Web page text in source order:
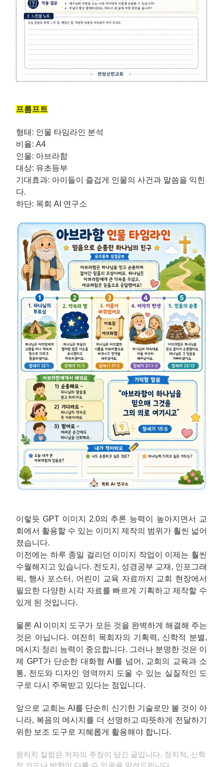
프롬프트
형태: 인물 타임라인 분석
비율: A4
인물: 아브라함
대상: 유초등부
기대효과: 아이들이 즐겁게 인물의 사건과 말씀을 익힌
다.
하단: 목회 AI 연구소
이렇듯 GPT 이미지 2.0의 추론 능력이 높아지면서 교
회에서 활용할 수 있는 이미지 제작의 범위가 훨씬 넓어
졌습니다.
이전에는 하루 종일 걸리던 이미지 작업이 이제는 훨씬
수월해지고 있습니다. 전도지, 성경공부 교재, 인포그래
픽, 행사 포스터, 어린이 교육 자료까지 교회 현장에서
필요한 다양한 시각 자료를 빠르게 기획하고 제작할 수
있게 된 것입니다.
물론 AI 이미지 도구가 모든 것을 완벽하게 해결해 주는
것은 아닙니다. 여전히 목회자의 기획력, 신학적 분별,
메시지 정리 능력이 중요합니다. 그러나 분명한 것은 이
제 GPT가 단순한 대화형 AI를 넘어, 교회의 교육과 소
통, 전도와 디자인 영역까지 도울 수 있는 실질적인 도
구로 다시 주목받고 있다는 점입니다.
앞으로 교회는 AI를 단순히 신기한 기술로만 볼 것이 아
니라, 복음의 메시지를 더 선명하고 따뜻하게 전달하기
위한 보조 도구로 지혜롭게 활용해야 합니다.
원처치 칼럼은 저자의 주장이 담긴 글입니다. 정치적, 신학
적 의도나 방향이 다를 수 있음을 알려드립니다.